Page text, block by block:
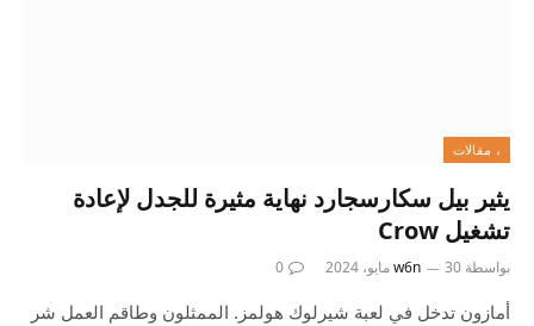
، مقالات
يثير بيل سكارسجارد نهاية مثيرة للجدل لإعادة
تشغيل Crow
بواسطة w6n 30 مايو، 2024 0
أمازون تدخل في لعبة شيرلوك هولمز. الممثلون وطاقم العمل شر